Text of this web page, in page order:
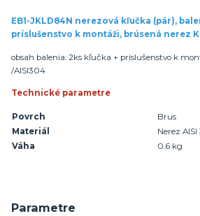
EB1-JKLD84N nerezová kľučka (pár),
príslušenstvo k montáži, brúsená nerez
obsah balenia: 2ks kľučka + príslušenstvo k
/AISI304
Technické parametre
Povrch
Brus
Materiál
Nerez
Váha
0.6 kg
Parametre